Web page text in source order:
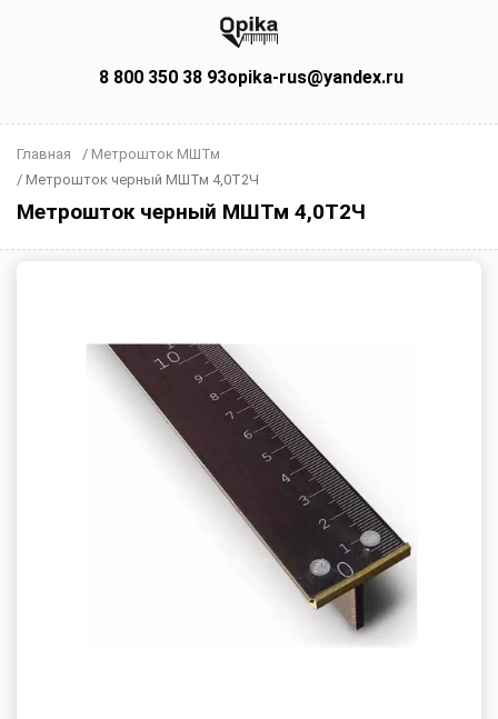
8 800 350 38 93opika-rus@yandex.ru
Главная / Метрошток МШТм
/ Метрошток черный МШТм 4,0Т2Ч
Метрошток черный МШТм 4,0Т2Ч